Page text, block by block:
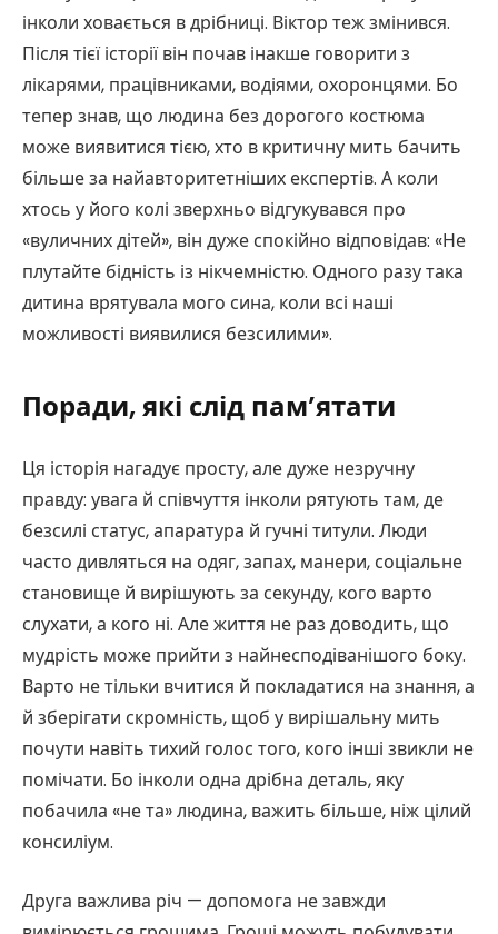
інколи ховається в дрібниці. Віктор теж змінився.
Після тієї історії він почав інакше говорити з
лікарями, працівниками, водіями, охоронцями. Бо
тепер знав, що людина без дорогого костюма
може виявитися тією, хто в критичну мить бачить
більше за найавторитетніших експертів. А коли
хтось у його колі зверхньо відгукувався про
«вуличних дітей», він дуже спокійно відповідав: «Не
плутайте бідність із нікчемністю. Одного разу така
дитина врятувала мого сина, коли всі наші
можливості виявилися безсилими».
Поради, які слід пам’ятати
Ця історія нагадує просту, але дуже незручну
правду: увага й співчуття інколи рятують там, де
безсилі статус, апаратура й гучні титули. Люди
часто дивляться на одяг, запах, манери, соціальне
становище й вирішують за секунду, кого варто
слухати, а кого ні. Але життя не раз доводить, що
мудрість може прийти з найнесподіванішого боку.
Варто не тільки вчитися й покладатися на знання, а
й зберігати скромність, щоб у вирішальну мить
почути навіть тихий голос того, кого інші звикли не
помічати. Бо інколи одна дрібна деталь, яку
побачила «не та» людина, важить більше, ніж цілий
консиліум.
Друга важлива річ — допомога не завжди